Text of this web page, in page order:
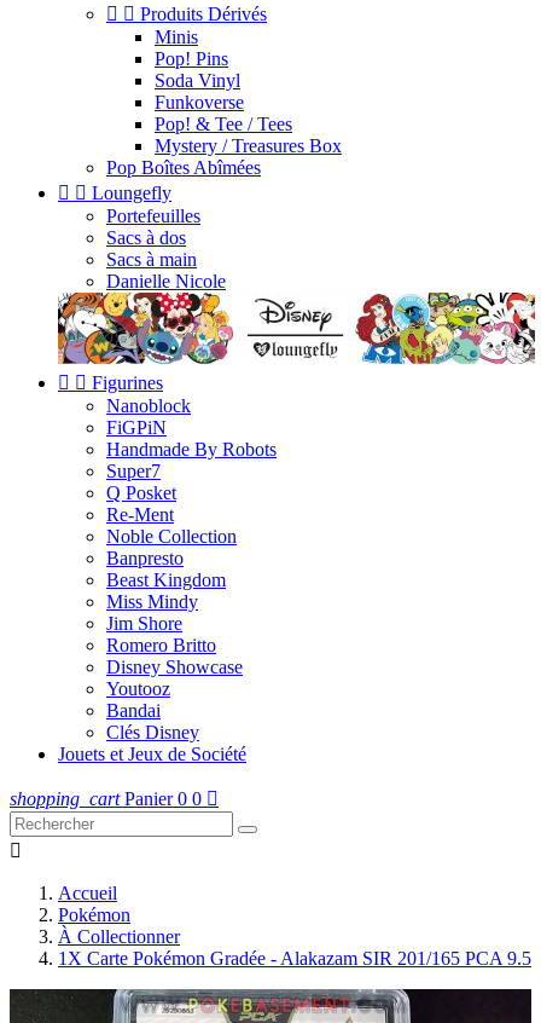
  Produits Dérivés
Minis
Pop! Pins
Soda Vinyl
Funkoverse
Pop! & Tee / Tees
Mystery / Treasures Box
Pop Boîtes Abîmées
  Loungefly
Portefeuilles
Sacs à dos
Sacs à main
Danielle Nicole
  Figurines
Nanoblock
FiGPiN
Handmade By Robots
Super7
Q Posket
Re-Ment
Noble Collection
Banpresto
Beast Kingdom
Miss Mindy
Jim Shore
Romero Britto
Disney Showcase
Youtooz
Bandai
Clés Disney
Jouets et Jeux de Société
shopping_cart Panier 0 0 

Accueil
Pokémon
À Collectionner
1X Carte Pokémon Gradée - Alakazam SIR 201/165 PCA 9.5